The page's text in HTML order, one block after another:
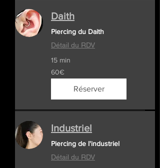
Daith
Piercing du Daith
Détail du RDV
15 min
60€
60€
Réserver
Industriel
Piercing de l'industriel
Détail du RDV